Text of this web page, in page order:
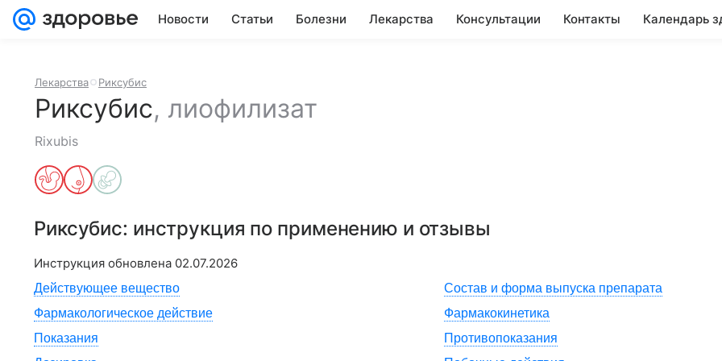
Новости Статьи Болезни Лекарства Консультации Контакты Календарь
Лекарства Риксубис
Риксубис, лиофилизат
Rixubis
Риксубис: инструкция по применению и отзывы
Инструкция обновлена 02.07.2026
Действующее вещество
Состав и форма выпуска препарата
Фармакологическое действие
Фармакокинетика
Показания
Противопоказания